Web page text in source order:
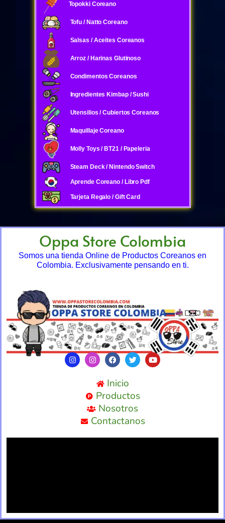
Topokki Coreano
Tofu / Natto Coreano
Salsas / Aceites Coreanos
Arroz / Harinas Glutinoso
Condimentos Coreanos
Ingredientes Kimbap / Sushi
Utensilios / Cubiertos Coreanos
Maquillaje Coreano
Molly Toys / BT21 / Papeleria
Steam Deck / Nintendo Switch
Aprende Coreano / Libro Pdf
Tarjeta Regalo / Gift Card
Oppa Store Colombia
Somos una tienda Online de Productos Coreanos en
Colombia. Exclusivamente pensando en ti.
Inicio
Productos
Nosotros
Contactanos